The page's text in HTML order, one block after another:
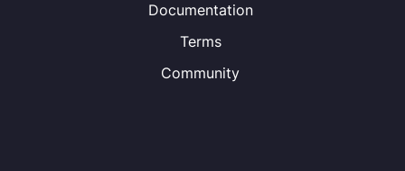
Documentation
Terms
Community